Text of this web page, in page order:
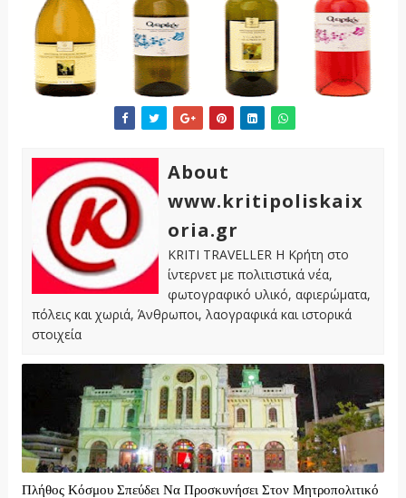
About
www.kritipoliskaix
oria.gr
KRITI TRAVELLER Η Κρήτη στο
ίντερνετ με πολιτιστικά νέα,
φωτογραφικό υλικό, αφιερώματα,
πόλεις και χωριά, Άνθρωποι, λαογραφικά και ιστορικά
στοιχεία
Πλήθος Κόσμου Σπεύδει Να Προσκυνήσει Στον Μητροπολιτικό